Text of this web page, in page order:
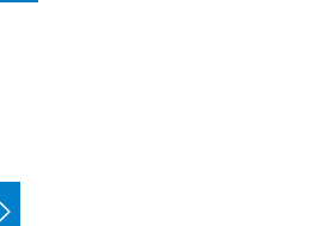
商账追讨清欠